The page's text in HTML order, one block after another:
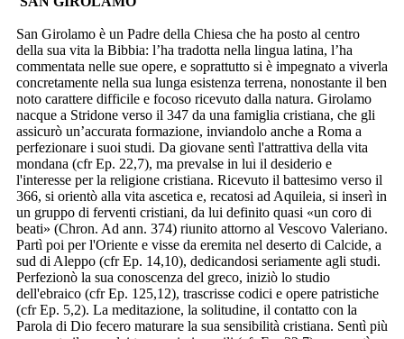
San Girolamo è un Padre della Chiesa che ha posto al centro
della sua vita la Bibbia: l’ha tradotta nella lingua latina, l’ha
commentata nelle sue opere, e soprattutto si è impegnato a viverla
concretamente nella sua lunga esistenza terrena, nonostante il ben
noto carattere difficile e focoso ricevuto dalla natura. Girolamo
nacque a Stridone verso il 347 da una famiglia cristiana, che gli
assicurò un’accurata formazione, inviandolo anche a Roma a
perfezionare i suoi studi. Da giovane sentì l'attrattiva della vita
mondana (cfr Ep. 22,7), ma prevalse in lui il desiderio e
l'interesse per la religione cristiana. Ricevuto il battesimo verso il
366, si orientò alla vita ascetica e, recatosi ad Aquileia, si inserì in
un gruppo di ferventi cristiani, da lui definito quasi «un coro di
beati» (Chron. Ad ann. 374) riunito attorno al Vescovo Valeriano.
Partì poi per l'Oriente e visse da eremita nel deserto di Calcide, a
sud di Aleppo (cfr Ep. 14,10), dedicandosi seriamente agli studi.
Perfezionò la sua conoscenza del greco, iniziò lo studio
dell'ebraico (cfr Ep. 125,12), trascrisse codici e opere patristiche
(cfr Ep. 5,2). La meditazione, la solitudine, il contatto con la
Parola di Dio fecero maturare la sua sensibilità cristiana. Sentì più